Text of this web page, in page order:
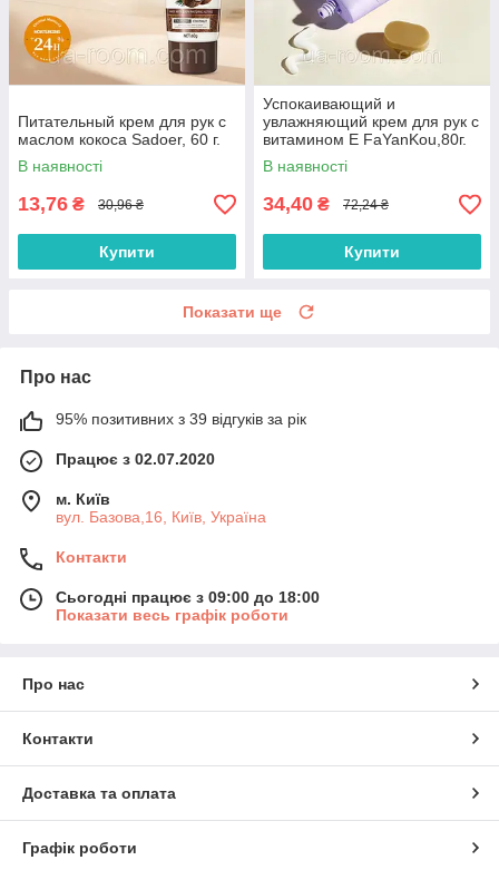
Питательный крем для рук с
маслом кокоса Sadoer, 60 г.
В наявності
13,76 ₴ 30,96 ₴
Купити
Успокаивающий и
увлажняющий крем для рук с
витамином Е FaYanKou,80г.
В наявності
34,40 ₴ 72,24 ₴
Купити
Показати ще
Про нас
95% позитивних з 39 відгуків за рік
Працює з 02.07.2020
м. Київ
вул. Базова,16, Київ, Україна
Контакти
Сьогодні працює з 09:00 до 18:00
Показати весь графік роботи
Про нас
Контакти
Доставка та оплата
Графік роботи